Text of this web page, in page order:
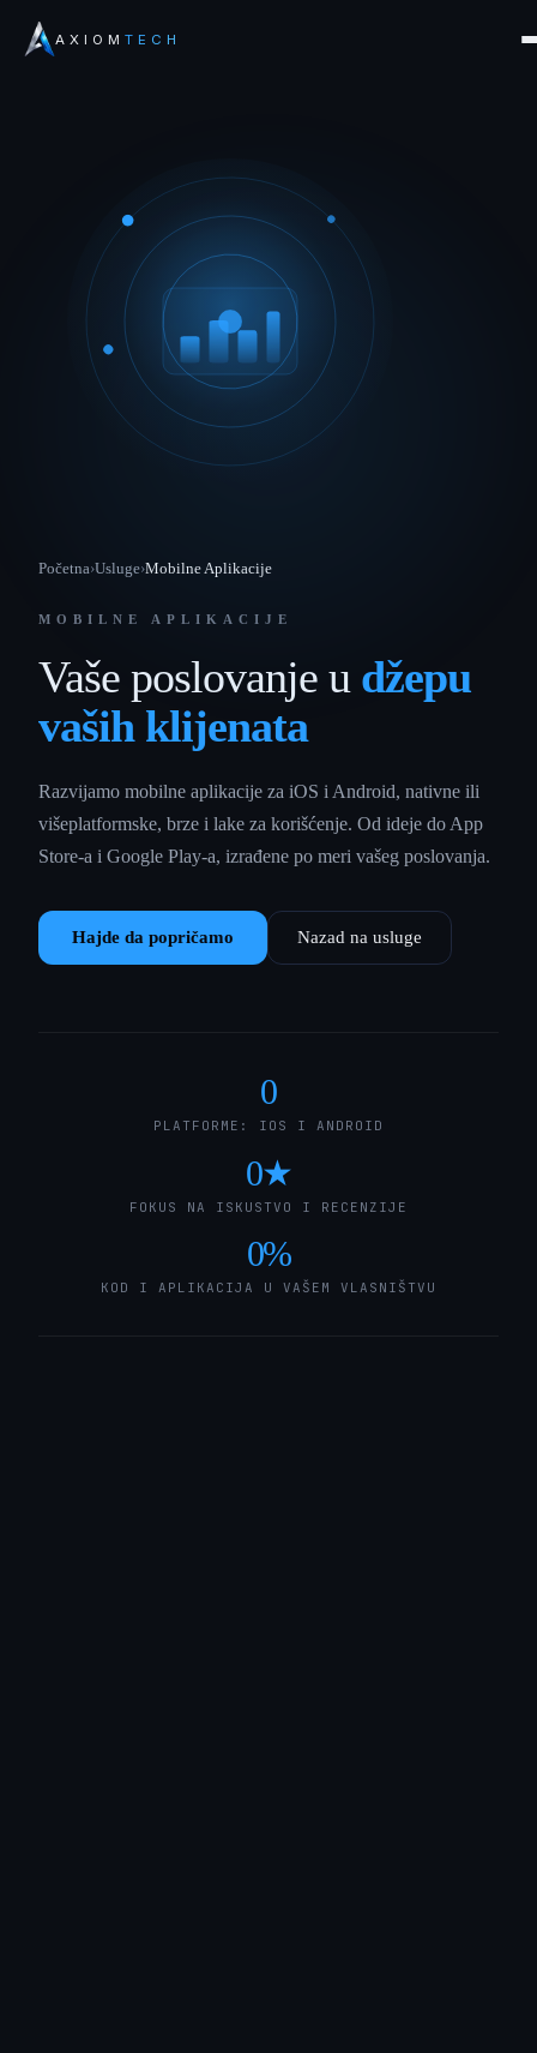
AXIOM TECH
Početna›Usluge›Mobilne Aplikacije
MOBILNE APLIKACIJE
Vaše poslovanje u džepu
vaših klijenata
Razvijamo mobilne aplikacije za iOS i Android, nativne ili
višeplatformske, brze i lake za korišćenje. Od ideje do App
Store-a i Google Play-a, izrađene po meri vašeg poslovanja.
Hajde da popričamo Nazad na usluge
0
PLATFORME: IOS I ANDROID
0★
FOKUS NA ISKUSTVO I RECENZIJE
0%
KOD I APLIKACIJA U VAŠEM VLASNIŠTVU